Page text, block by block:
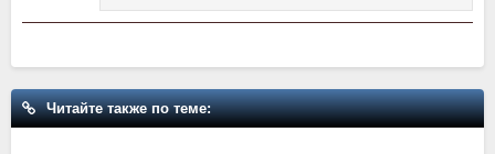
Читайте также по теме: